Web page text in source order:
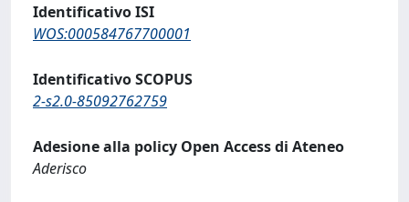
Identificativo ISI
WOS:000584767700001
Identificativo SCOPUS
2-s2.0-85092762759
Adesione alla policy Open Access di Ateneo
Aderisco